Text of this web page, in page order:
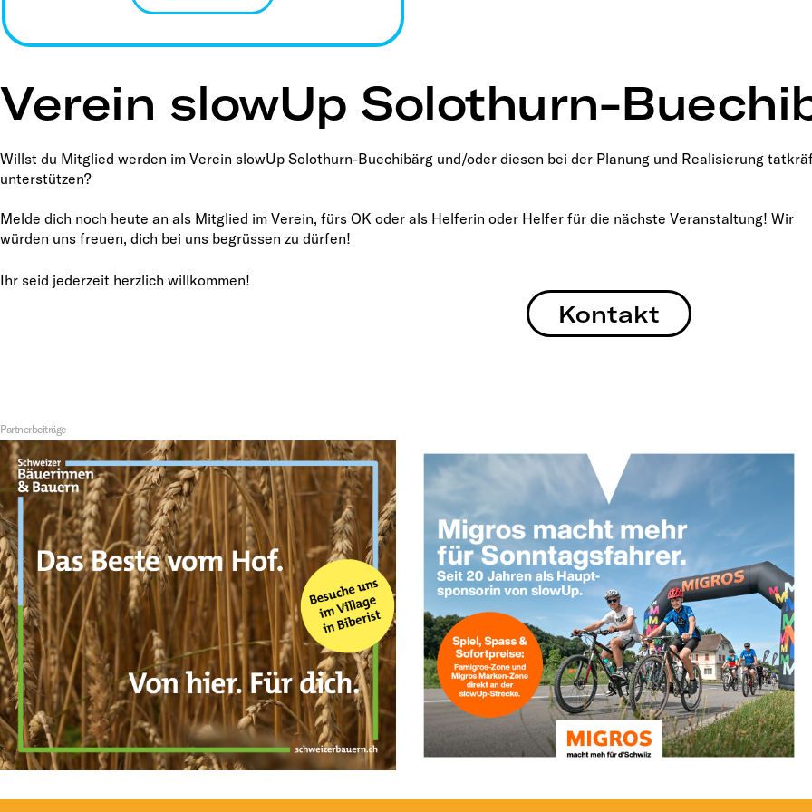
Verein slowUp Solothurn-
Willst du Mitglied werden im Verein slowUp Solothurn-Buechibärg und/oder diesen bei der Planung und Realisierung
unterstützen?
Melde dich noch heute an als Mitglied im Verein, fürs OK oder als Helferin oder Helfer für die nächste Veranstaltung! Wir
würden uns freuen, dich bei uns begrüssen zu dürfen!
Ihr seid jederzeit herzlich willkommen!
Kontakt
Partnerbeiträge